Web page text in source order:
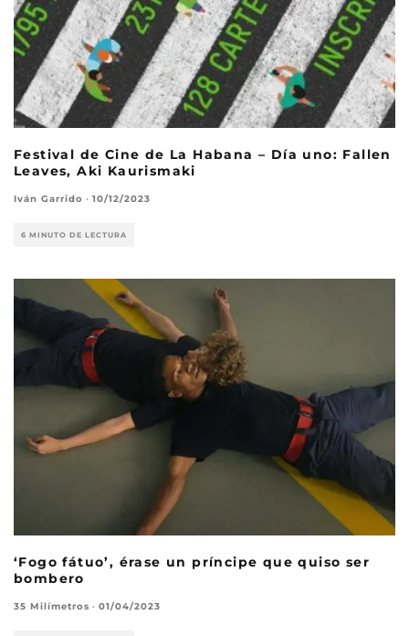
Festival de Cine de La Habana – Día uno: Fallen
Leaves, Aki Kaurismaki
Iván Garrido · 10/12/2023
6 MINUTO DE LECTURA
‘Fogo fátuo’, érase un príncipe que quiso ser
bombero
35 Milímetros · 01/04/2023